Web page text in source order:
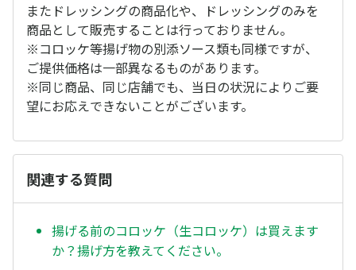
またドレッシングの商品化や、ドレッシングのみを
商品として販売することは行っておりません。
※コロッケ等揚げ物の別添ソース類も同様ですが、
ご提供価格は一部異なるものがあります。
※同じ商品、同じ店舗でも、当日の状況によりご要
望にお応えできないことがございます。
関連する質問
揚げる前のコロッケ（生コロッケ）は買えます
か？揚げ方を教えてください。